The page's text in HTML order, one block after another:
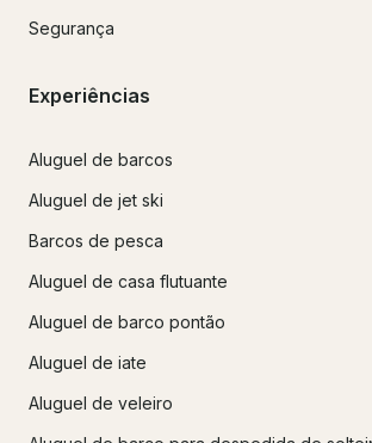
Segurança
Experiências
Aluguel de barcos
Aluguel de jet ski
Barcos de pesca
Aluguel de casa flutuante
Aluguel de barco pontão
Aluguel de iate
Aluguel de veleiro